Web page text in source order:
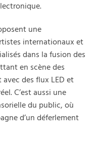
une
internationaux et
dans la fusion des
en scène des
des flux LED et
C’est aussi une
du public, où
d’un déferlement